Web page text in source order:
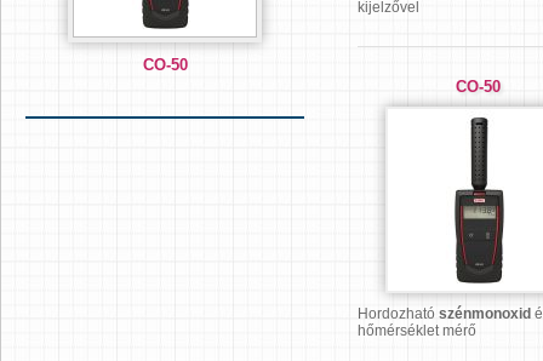
CO-50
kijelzővel
CO-50
Hordozható szénmonoxid
hőmérséklet mérő